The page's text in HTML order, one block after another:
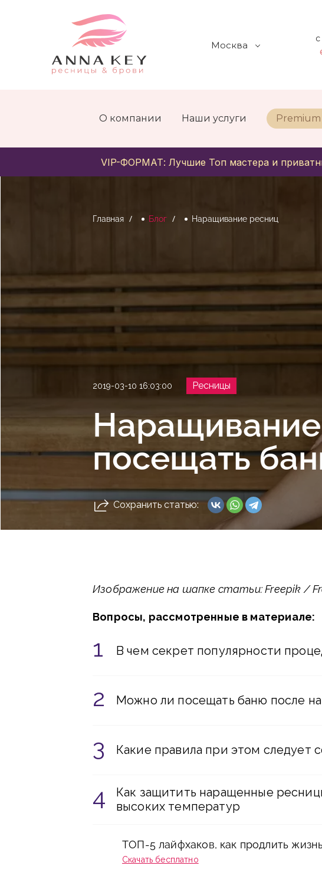
Москва
О компании Наши услуги Premium
Главная Блог Наращивание ресниц
2019-03-10 16:03:00 Ресницы
посещать
Сохранить статью:
Изображение на шапке статьи: Freepik /
Вопросы, рассмотренные в материале:
В чем секрет популярности
Можно ли посещать баню после
Какие правила при этом следует
Как защитить наращенные
высоких температур
ТОП-5 лайфхаков, как продлить
Скачать бесплатно
VIP-ФОРМАТ: Лучшие Топ мастера и